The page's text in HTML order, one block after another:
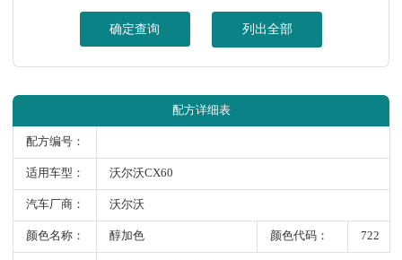
确定查询 列出全部
配方详细表
配方编号：
适用车型： 沃尔沃CX60
汽车厂商： 沃尔沃
颜色名称： 醇加色 颜色代码： 722